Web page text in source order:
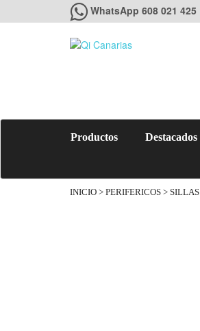
WhatsApp 608 021 425
Productos Destacados
INICIO > PERIFERICOS > SILLAS